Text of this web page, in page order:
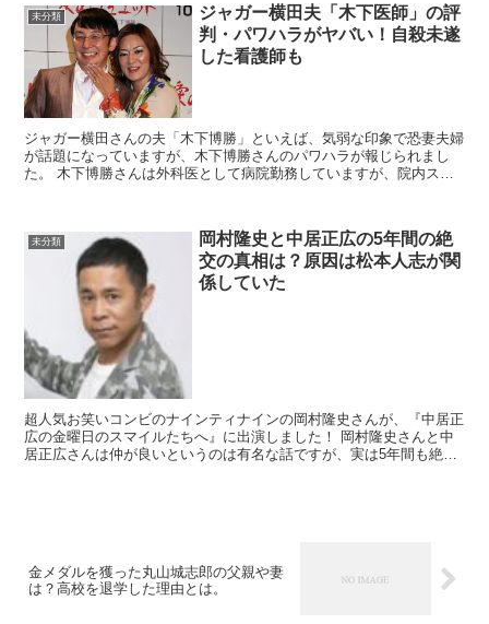
未分類
ジャガー横田夫「木下医師」の評
判・パワハラがヤバい！自殺未遂
した看護師も
ジャガー横田さんの夫「木下博勝」といえば、気弱な印象で恐妻夫婦
が話題になっていますが、木下博勝さんのパワハラが報じられまし
た。 木下博勝さんは外科医として病院勤務していますが、院内スタ
未分類
岡村隆史と中居正広の5年間の絶
交の真相は？原因は松本人志が関
係していた
超人気お笑いコンビのナインティナインの岡村隆史さんが、『中居正
広の金曜日のスマイルたちへ』に出演しました！ 岡村隆史さんと中
居正広さんは仲が良いというのは有名な話ですが、実は5年間も絶交
金メダルを獲った丸山城志郎の父親や妻
は？高校を退学した理由とは。